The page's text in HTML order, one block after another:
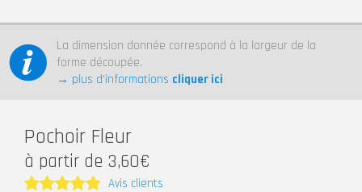
La dimension donnée correspond à la largeur de la
forme découpée.
→ plus d’informations cliquer ici
Pochoir Fleur
à partir de 3,60€
Avis clients